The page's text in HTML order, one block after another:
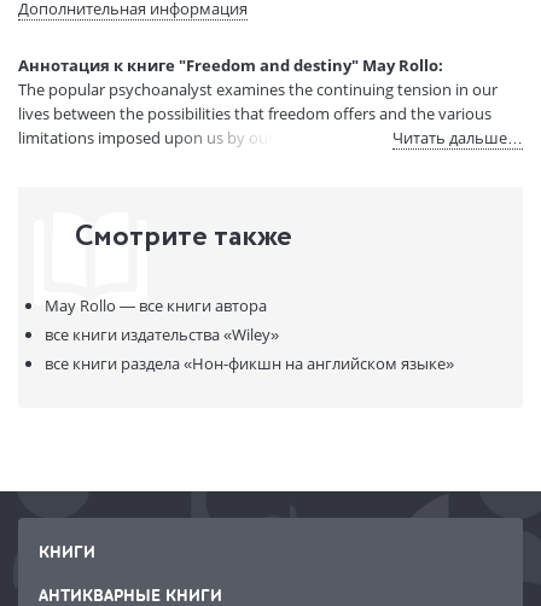
Вес:
1 гр.
Код товара:
50029500
Артикул:
12100655
ISBN:
9780393318425
Дополнительная информация
Аннотация к книге "Freedom and destiny" May Rollo:
The popular psychoanalyst examines the continuing tension in our
lives between the possibilities that freedom offers and the various
limitations imposed upon us by our particular fate or destiny.Читать дальше…
Смотрите также
May Rollo — все книги автора
все книги издательства«Wiley»
все книги раздела«Нон-фикшн на английском языке»
КНИГИ
АНТИКВАРНЫЕ КНИГИ